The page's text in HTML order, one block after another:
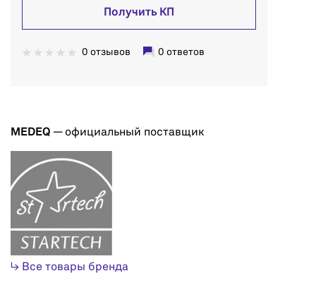
Получить КП
0 отзывов 0 ответов
MEDEQ — официальный поставщик
↳ Все товары бренда